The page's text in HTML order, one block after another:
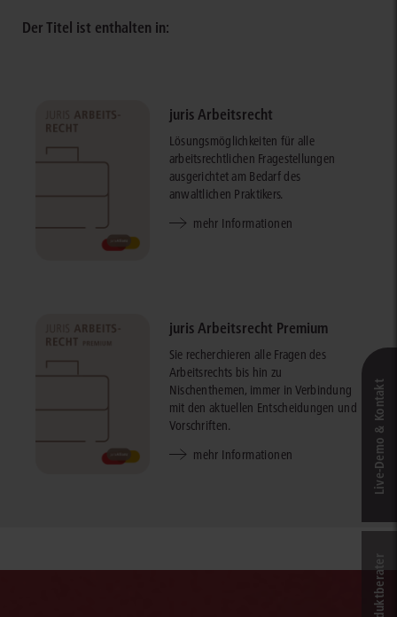
Der Titel ist enthalten in:
juris Arbeitsrecht
Lösungsmöglichkeiten für alle
arbeitsrechtlichen Fragestellungen
ausgerichtet am Bedarf des
anwaltlichen Praktikers.
mehr Informationen
juris Arbeitsrecht Premium
Sie recherchieren alle Fragen des
Arbeitsrechts bis hin zu
Nischenthemen, immer in Verbindung
mit den aktuellen Entscheidungen und
Vorschriften.
mehr Informationen
Live‑Demo & Kontakt